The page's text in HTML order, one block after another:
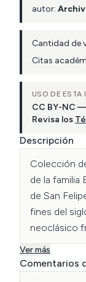
autor:
Cantidad de
Citas
USO DE ESTA
CC BY-NC
Revisa los
Descripción
Colección
de la familia
de San
fines del
neoclásico
datan
el año 1985
Ver más
Comentarios